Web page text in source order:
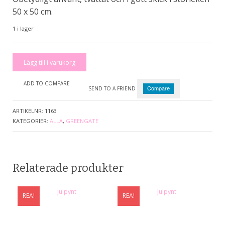
50 x 50 cm.
1 i lager
Kuddfodral
mängdLägg till i varukorg
ADD TO COMPARE
SEND TO A FRIEND Compare
ARTIKELNR: 1163
KATEGORIER: ALLA, GREENGATE
Relaterade produkter
REA! REA!